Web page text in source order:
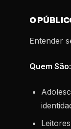
O
Entender
Quem São: